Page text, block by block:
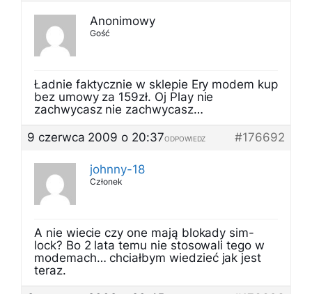
Anonimowy
Gość
Ładnie faktycznie w sklepie Ery modem kup
bez umowy za 159zł. Oj Play nie
zachwycasz nie zachwycasz…
9 czerwca 2009 o 20:37
#176692
ODPOWIEDZ
johnny-18
Członek
A nie wiecie czy one mają blokady sim-
lock? Bo 2 lata temu nie stosowali tego w
modemach… chciałbym wiedzieć jak jest
teraz.